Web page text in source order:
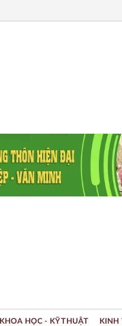
KHOA HỌC - KỸ THUẬT KINH